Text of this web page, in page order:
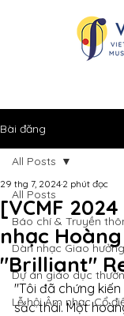
Bài đăng
All Posts
Báo chí & Truyền
Dàn nhạc Giao
Dự án giáo dục
Lễ hội Âm nhạc Cổ
All Posts
[VCMF
nhạc
"Brilliant"
29 thg 7, 2024 2 phút đọc
"Tôi đã chứng
sắc thái. Một